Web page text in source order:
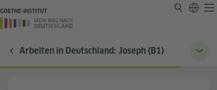
Arbeiten in Deutschland: Joseph (B1)